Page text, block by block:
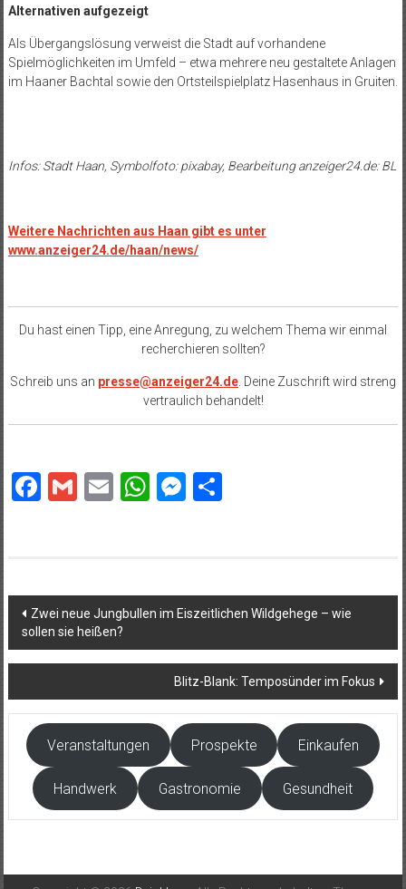
Alternativen aufgezeigt
Als Übergangslösung verweist die Stadt auf vorhandene
Spielmöglichkeiten im Umfeld – etwa mehrere neu gestaltete Anlagen
im Haaner Bachtal sowie den Ortsteilspielplatz Hasenhaus in Gruiten.
Infos: Stadt Haan, Symbolfoto: pixabay, Bearbeitung anzeiger24.de: BL
Weitere Nachrichten aus Haan gibt es unter
www.anzeiger24.de/haan/news/
Du hast einen Tipp, eine Anregung, zu welchem Thema wir einmal
recherchieren sollten?
Schreib uns an presse@anzeiger24.de. Deine Zuschrift wird streng
vertraulich behandelt!
Facebook
GmailEmailWhatsApp
Messenger
Beitragsnavigation
Zwei neue Jungbullen im Eiszeitlichen Wildgehege – wie
sollen sie heißen?
Blitz-Blank: Temposünder im Fokus
Veranstaltungen Prospekte Einkaufen
Handwerk Gastronomie Gesundheit